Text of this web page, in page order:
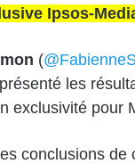
Ipsos-
(
les
exclusivité pour
conclusions